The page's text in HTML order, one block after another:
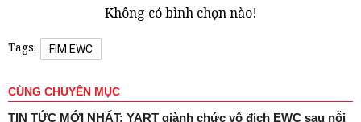
Không có bình chọn nào!
Tags: FIM EWC
CÙNG CHUYÊN MỤC
TIN TỨC MỚI NHẤT: YART giành chức vô địch EWC sau nỗi